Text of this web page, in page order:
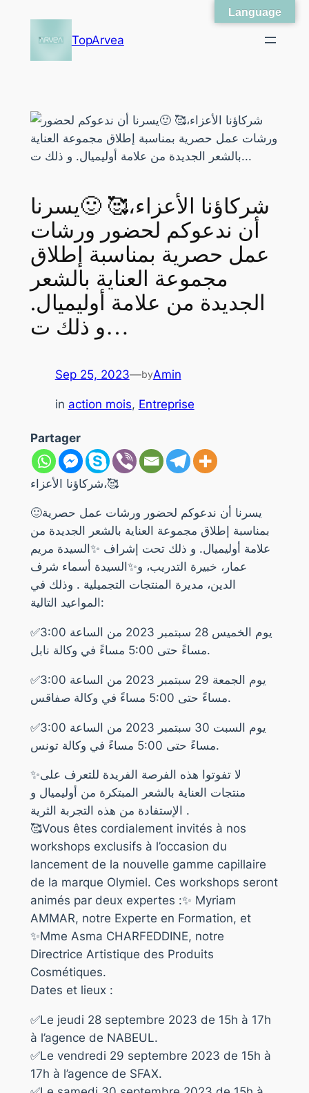
TopArvea
شركاؤنا الأعزاء،🥰 🙂يسرنا
أن ندعوكم لحضور ورشات
عمل حصرية بمناسبة إطلاق
مجموعة العناية بالشعر
الجديدة من علامة أوليميال.
و ذلك ت…
Sep 25, 2023—byAmin
in action mois, Entreprise
Partager
شركاؤنا الأعزاء،🥰
🙂يسرنا أن ندعوكم لحضور ورشات عمل حصرية
بمناسبة إطلاق مجموعة العناية بالشعر الجديدة من
علامة أوليميال. و ذلك تحت إشراف ✨السيدة مريم
عمار، خبيرة التدريب، و✨السيدة أسماء شرف
الدين، مديرة المنتجات التجميلية . وذلك في
المواعيد التالية:
✅يوم الخميس 28 سبتمبر 2023 من الساعة 3:00
مساءً حتى 5:00 مساءً في وكالة نابل.
✅يوم الجمعة 29 سبتمبر 2023 من الساعة 3:00
مساءً حتى 5:00 مساءً في وكالة صفاقس.
✅يوم السبت 30 سبتمبر 2023 من الساعة 3:00
مساءً حتى 5:00 مساءً في وكالة تونس.
✨لا تفوتوا هذه الفرصة الفريدة للتعرف على
منتجات العناية بالشعر المبتكرة من أوليميال و
الإستفادة من هذه التجربة الثرية .
🥰Vous êtes cordialement invités à nos
workshops exclusifs à l’occasion du
lancement de la nouvelle gamme capillaire
de la marque Olymiel. Ces workshops seront
animés par deux expertes :✨ Myriam
AMMAR, notre Experte en Formation, et
✨Mme Asma CHARFEDDINE, notre
Directrice Artistique des Produits
Cosmétiques.
Dates et lieux :
✅Le jeudi 28 septembre 2023 de 15h à 17h
à l’agence de NABEUL.
✅Le vendredi 29 septembre 2023 de 15h à
17h à l’agence de SFAX.
Language